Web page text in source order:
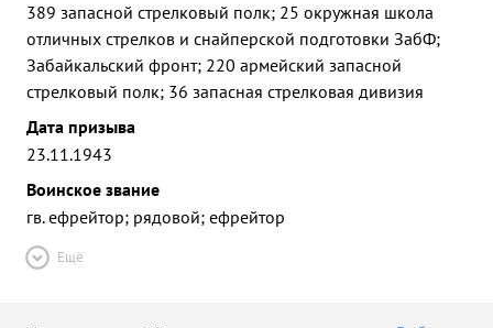
389 запасной стрелковый полк; 25 окружная школа
отличных стрелков и снайперской подготовки ЗабФ;
Забайкальский фронт; 220 армейский запасной
стрелковый полк; 36 запасная стрелковая дивизия
Дата призыва
23.11.1943
Воинское звание
гв. ефрейтор; рядовой; ефрейтор
Ещё